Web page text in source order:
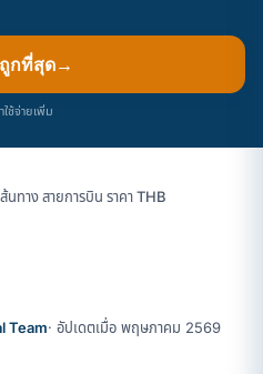
กที่สุด→
ช้จ่ายเพิ่ม
นทาง สายการบิน ราคา THB
Team· อัปเดตเมื่อ พฤษภาคม 2569